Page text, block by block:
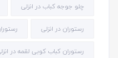
چلو جوجه کباب در انزلی
رستوران در انزلی
رستوران کباب کوبی لقمه در